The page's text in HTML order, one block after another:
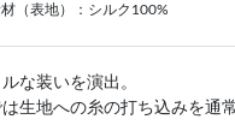
（表地）：シルク100%
な装いを演出。
生地への糸の打ち込みを通